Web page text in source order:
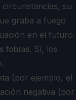
su
graba a fuego
en el futuro.
fobias. Sí, los
(por ejemplo, el
negativa (por